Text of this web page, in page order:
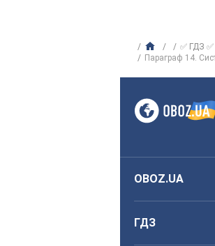
✅ ГДЗ ✅
Параграф 14.
OBOZ.UA
ГДЗ